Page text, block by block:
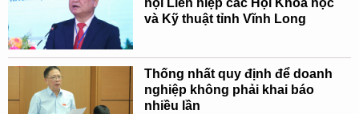
và Kỹ thuật tỉnh Vĩnh Long
Thống nhất quy định để doanh
nghiệp không phải khai báo
nhiều lần